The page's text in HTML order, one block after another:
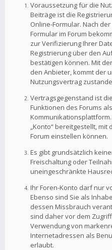
Voraussetzung für die
Beiträge ist die
Online-Formular. Nach
Formular im Forum
zur Verifizierung Ihrer
Registrierung über den
bestätigen können. Mit
den Anbieter, kommt der
Nutzungsvertrag
Vertragsgegenstand ist
Funktionen des Forums
„Konto“ bereitgestellt, mit
Forum einstellen können.
Es gibt grundsätzlich
Freischaltung oder
uneingeschränkte
Ihr Foren-Konto darf nur
Ebenso sind Sie als
dessen Missbrauch
sind daher vor dem
Verwendung von
Internetadressen als
erlaubt.